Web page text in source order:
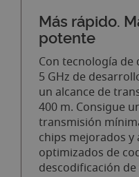
Más rápido.
potente
Con tecnología de
5 GHz de
un alcance de
400 m. Consigue
transmisión
chips mejorados
optimizados de
descodificación de